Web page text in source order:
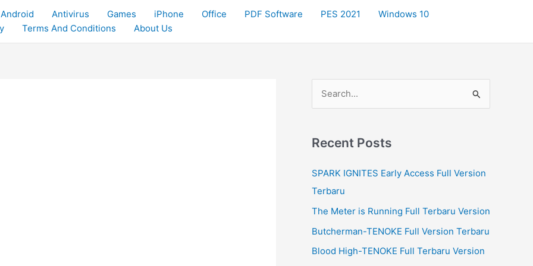
Android Antivirus Games iPhone Office PDF Software PES 2021
Windows 10
Terms And Conditions About Us
r
h
o
r
:
Recent Posts
SPARK IGNITES Early Access Full Version
Terbaru
The Meter is Running Full Terbaru Version
Butcherman-TENOKE Full Version Terbaru
Blood High-TENOKE Full Terbaru Version